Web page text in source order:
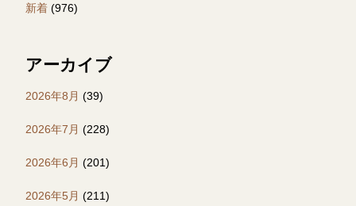
新着 (976)
アーカイブ
2026年8月 (39)
2026年7月 (228)
2026年6月 (201)
2026年5月 (211)